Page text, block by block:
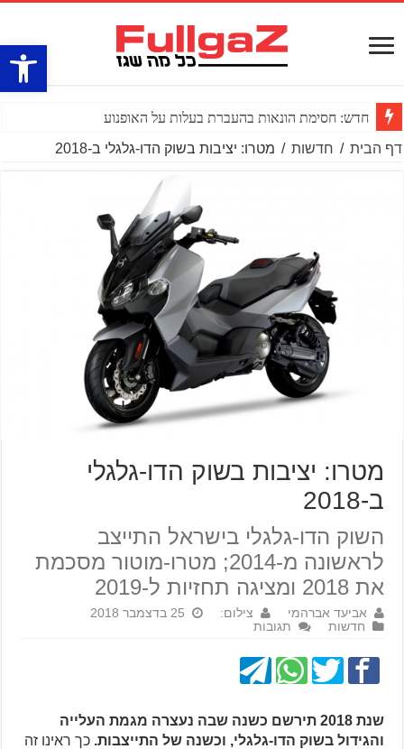
פתח
חדש: חסימת הונאות בהעברת בעלות על האופנוע
דף הבית / חדשות / מטרו: יציבות בשוק הדו-גלגלי ב-2018
מטרו: יציבות בשוק הדו-גלגלי
ב-2018
השוק הדו-גלגלי בישראל התייצב
לראשונה מ-2014; מטרו-מוטור מסכמת
את 2018 ומציגה תחזיות ל-2019
אביעד אברהמי צילום:
25 בדצמבר 2018
חדשות
תגובות
שנת 2018 תירשם כשנה שבה נעצרה מגמת העלייה
והגידול בשוק הדו-גלגלי, וכשנה של התייצבות. כך ראינו זה